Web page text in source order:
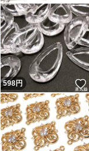
いいね！
598円